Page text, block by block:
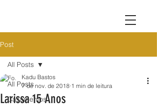
Post
All Posts
Casamentos
All Posts
Larissa 15 Anos
Kadu Bastos
7 de nov. de 2018 1 min de leitura